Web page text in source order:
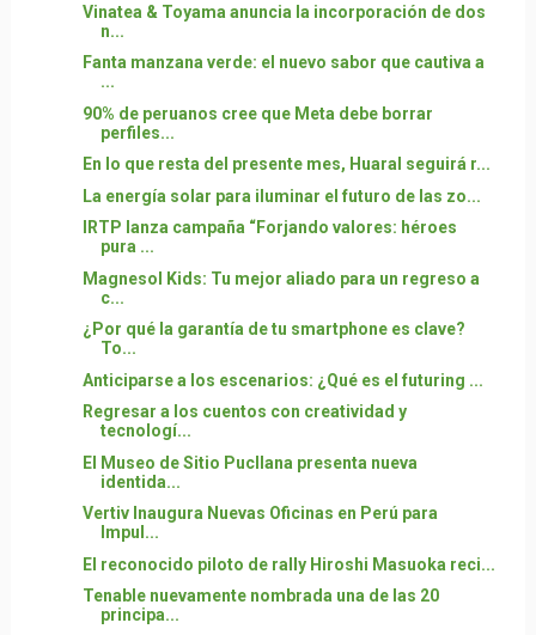
Vinatea & Toyama anuncia la incorporación de dos
n...
Fanta manzana verde: el nuevo sabor que cautiva a
...
90% de peruanos cree que Meta debe borrar
perfiles...
En lo que resta del presente mes, Huaral seguirá r...
La energía solar para iluminar el futuro de las zo...
IRTP lanza campaña “Forjando valores: héroes
pura ...
Magnesol Kids: Tu mejor aliado para un regreso a
c...
¿Por qué la garantía de tu smartphone es clave?
To...
Anticiparse a los escenarios: ¿Qué es el futuring ...
Regresar a los cuentos con creatividad y
tecnologí...
El Museo de Sitio Pucllana presenta nueva
identida...
Vertiv Inaugura Nuevas Oficinas en Perú para
Impul...
El reconocido piloto de rally Hiroshi Masuoka reci...
Tenable nuevamente nombrada una de las 20
principa...